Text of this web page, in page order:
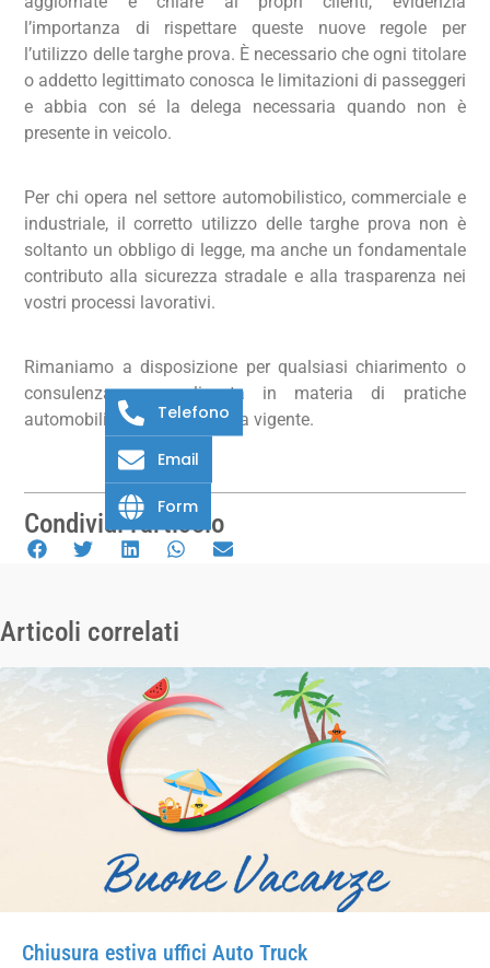
l’importanza di rispettare queste nuove regole per
l’utilizzo delle targhe prova. È necessario che ogni titolare
o addetto legittimato conosca le limitazioni di passeggeri
e abbia con sé la delega necessaria quando non è
presente in veicolo.
Per chi opera nel settore automobilistico, commerciale e
industriale, il corretto utilizzo delle targhe prova non è
soltanto un obbligo di legge, ma anche un fondamentale
contributo alla sicurezza stradale e alla trasparenza nei
vostri processi lavorativi.
Rimaniamo a disposizione per qualsiasi chiarimento o
consulenza personalizzata in materia di pratiche
automobilistiche e normativa vigente.
Scarica la circolare
Condividi l'articolo
Articoli correlati
Chiusura estiva uffici Auto Truck
Telefono
Email
Form